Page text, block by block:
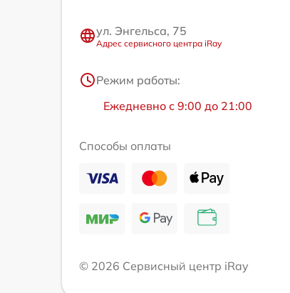
ул. Энгельса, 75
Адрес сервисного центра iRay
Режим работы:
Ежедневно с 9:00 до 21:00
Способы оплаты
© 2026 Сервисный центр iRay